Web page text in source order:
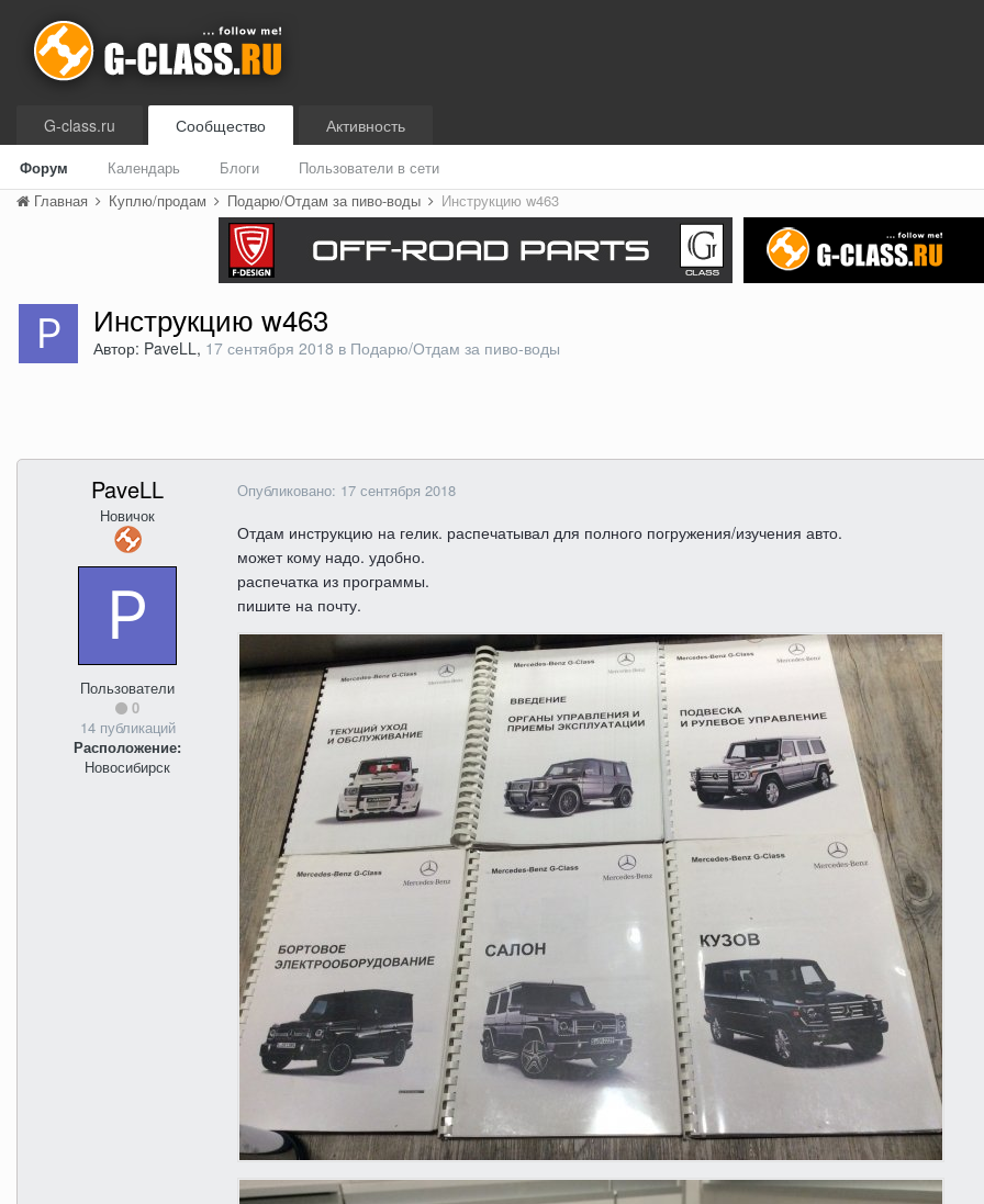
G-class.ru Сообщество
Форум Календарь Блоги Пользователи в сети
Активность
Главная Куплю/продам Подарю/Отдам за пиво-воды Инструкцию w463
Инструкцию w463
Автор: PaveLL, 17 сентября 2018 в Подарю/Отдам за пиво-воды
PaveLL
Новичок
Пользователи
0
14 публикаций
Расположение:
Новосибирск
Опубликовано: 17 сентября 2018
Отдам инструкцию на гелик. распечатывал для полного погружения/изучения авто.
может кому надо. удобно.
распечатка из программы.
пишите на почту.